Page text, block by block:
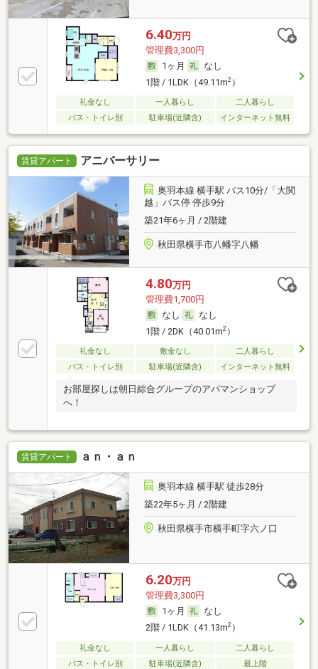
6.40万円
管理費3,300円
1ヶ月
なし
1階 / 1LDK（49.11m2）
礼金なし 一人暮らし
二人暮らし
バス・トイレ別
駐車場(近隣含) インターネット無料
賃貸アパート アニバーサリー
奥羽本線 横手駅 バス10分/「大関
越」バス停 停歩9分
築21年6ヶ月 / 2階建
秋田県横手市八幡字八幡
4.80万円
管理費1,700円
なし
なし
1階 / 2DK（40.01m2）
礼金なし 敷金なし
二人暮らし
バス・トイレ別
駐車場(近隣含) インターネット無料
お部屋探しは朝日綜合グループのアパマンショップ
へ！
賃貸アパート ａｎ・ａｎ
奥羽本線 横手駅 徒歩28分
築22年5ヶ月 / 2階建
秋田県横手市横手町字六ノ口
6.20万円
管理費3,300円
1ヶ月
なし
2階 / 1LDK（41.13m2）
礼金なし 一人暮らし
二人暮らし
バス・トイレ別
駐車場(近隣含) 最上階